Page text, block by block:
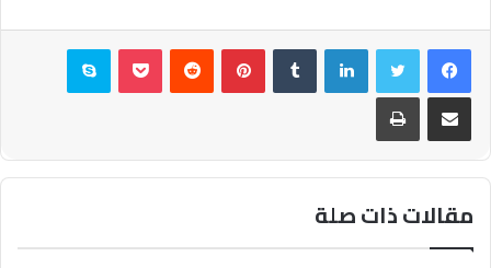
فيسبوكتويتر لينكدإن بينتيريست بوكيت سكايب
مشاركة عبر البريد طباعة
مقالات ذات صلة